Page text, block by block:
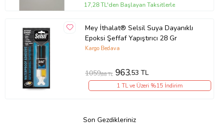
17,28 TL'den Başlayan Taksitlerle
Mey İthalat® Selsil Suya Dayanıklı
Epoksi Şeffaf Yapıştırıcı 28 Gr
Kargo Bedava
1059,88 TL 963,53 TL
1 TL ve Üzeri %15 İndirim
Son Gezdikleriniz